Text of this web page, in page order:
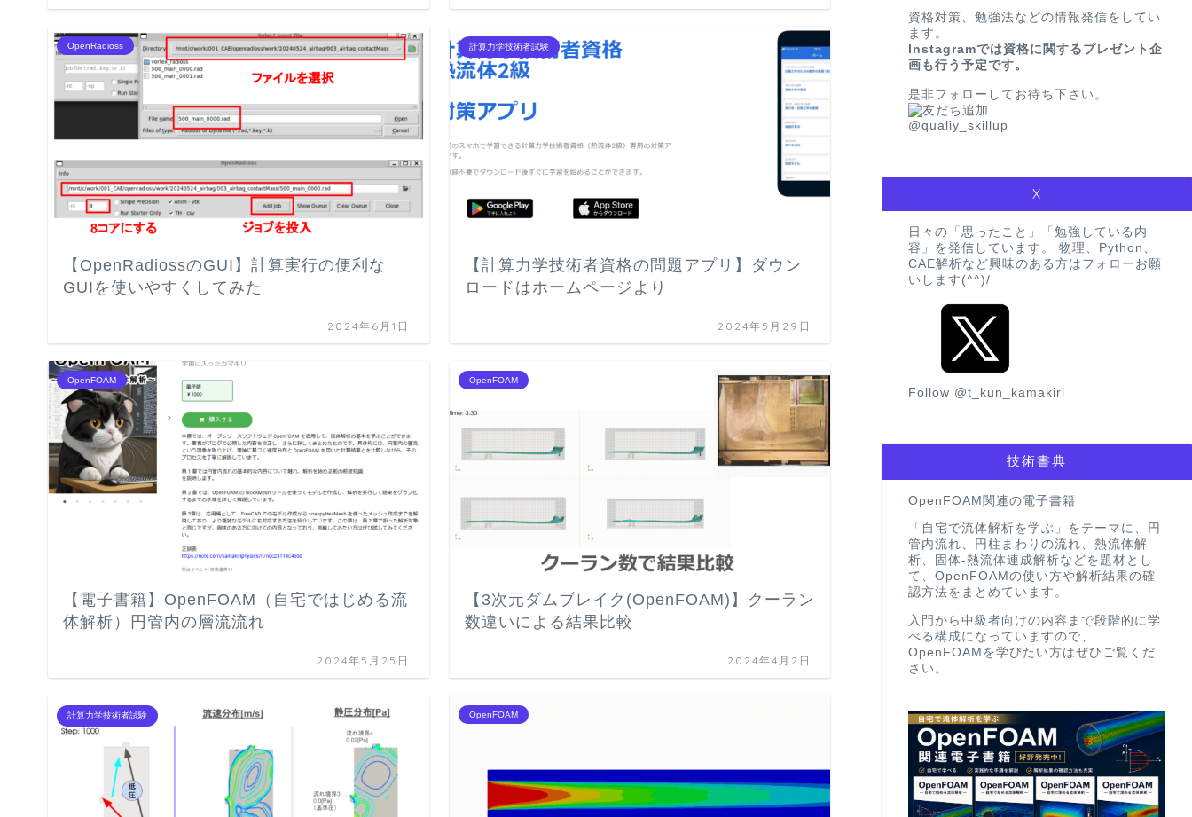
OpenRadioss
【OpenRadiossのGUI】計算実行の便利な
GUIを使いやすくしてみた
2024年6月1日
計算力学技術者試験
【計算力学技術者資格の問題アプリ】ダウン
ロードはホームページより
2024年5月29日
OpenFOAM
【電子書籍】OpenFOAM（自宅ではじめる流
体解析）円管内の層流流れ
2024年5月25日
OpenFOAM
【3次元ダムブレイク(OpenFOAM)】クーラン
数違いによる結果比較
2024年4月2日
計算力学技術者試験 OpenFOAM
勉強会に参加するメリットと参加する
マインド
2024年
CAE
【流体解析で発散】解析がうまくいか
資格対策、勉強法などの情報発信をしてい
ます。
Instagramでは資格に関するプレゼント企
画も行う予定です。
是非フォローしてお待ち下さい。
@qualiy_skillup
X
日々の「思ったこと」「勉強している内
容」を発信しています。 物理、Python、
CAE解析など興味のある方はフォローお願
いします(^^)/
Follow @t_kun_kamakiri
技術書典
OpenFOAM関連の電子書籍
「自宅で流体解析を学ぶ」をテーマに、円
管内流れ、円柱まわりの流れ、熱流体解
析、固体-熱流体連成解析などを題材とし
て、OpenFOAMの使い方や解析結果の確
認方法をまとめています。
入門から中級者向けの内容まで段階的に学
べる構成になっていますので、
OpenFOAMを学びたい方はぜひご覧くだ
さい。